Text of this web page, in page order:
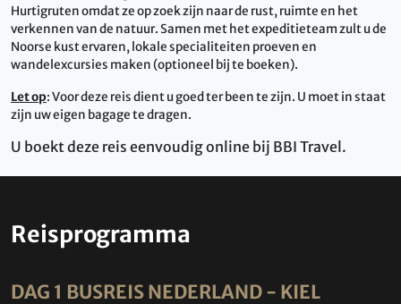
Hurtigruten omdat ze op zoek zijn naar de rust, ruimte en het
verkennen van de natuur. Samen met het expeditieteam zult u de
Noorse kust ervaren, lokale specialiteiten proeven en
wandelexcursies maken (optioneel bij te boeken).
Let op: Voor deze reis dient u goed ter been te zijn. U moet in staat
zijn uw eigen bagage te dragen.
U boekt deze reis eenvoudig online bij BBI Travel.
Reisprogramma
DAG 1 BUSREIS NEDERLAND - KIEL